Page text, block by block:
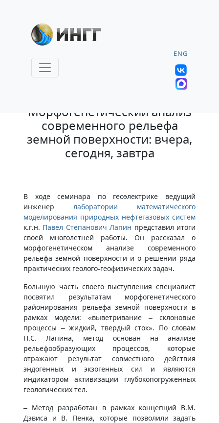
ENG
Морфогенетический анализ
современного рельефа
земной поверхности: вчера,
сегодня, завтра
В ходе семинара по геоэлектрике ведущий
инженер лаборатории математического
моделирования природных нефтегазовых систем
к.г.н. Павел Степанович Лапин представил итоги
своей многолетней работы. Он рассказал о
морфогенетическом анализе современного
рельефа земной поверхности и о решении ряда
практических геолого-геофизических задач.
Большую часть своего выступления специалист
посвятил результатам морфогенетического
районирования рельефа земной поверхности в
рамках модели: «выветривание – склоновые
процессы – жидкий, твердый сток». По словам
П.С. Лапина, метод основан на анализе
рельефообразующих процессов, которые
отражают результат совместного действия
эндогенных и экзогенных сил и являются
индикатором активизации глубокопогруженных
геологических тел.
– Метод разработан в рамках концепций В.М.
Дэвиса и В. Пенка, которые позволили задать